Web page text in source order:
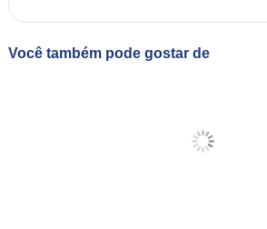
Você também pode gostar de